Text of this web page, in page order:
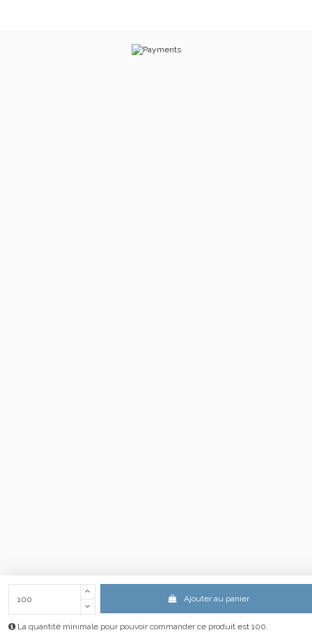
Ajouter au panier
La quantité minimale pour pouvoir commander ce produit est 100.